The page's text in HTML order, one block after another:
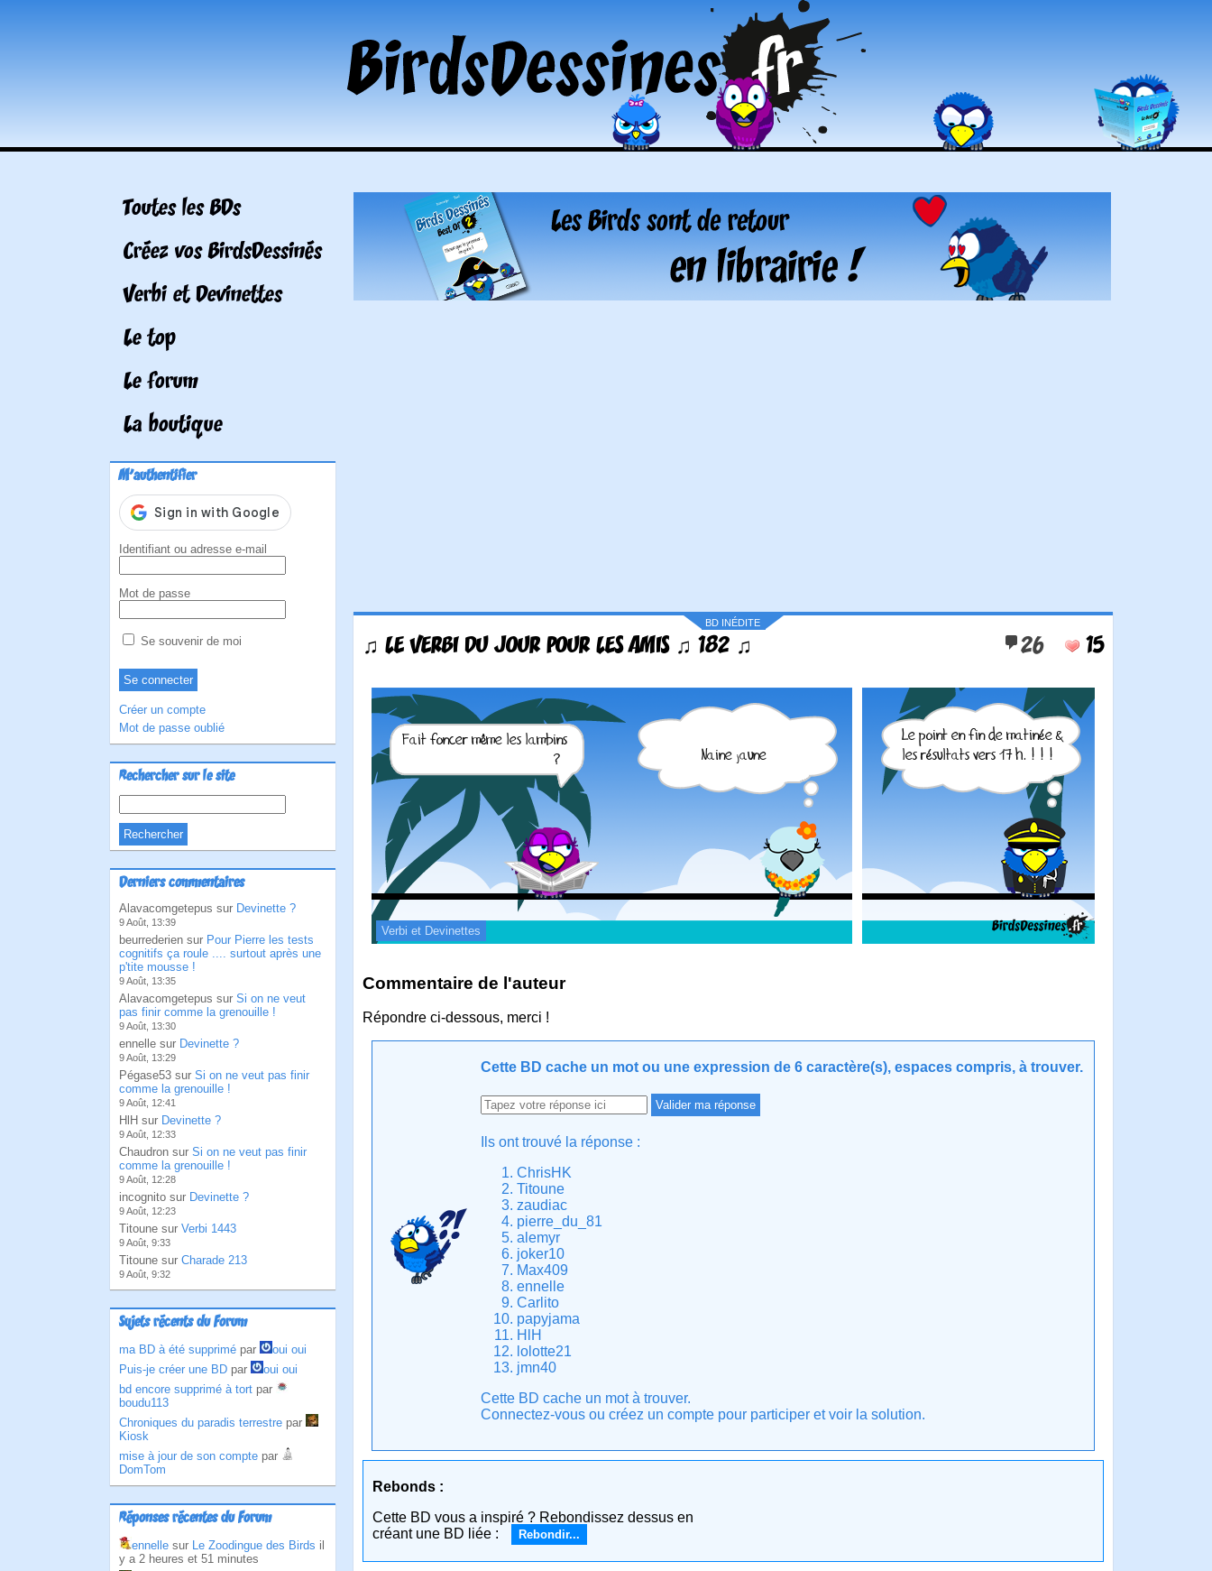
Toutes les BDs
Créez vos BirdsDessinés
Verbi et Devinettes
Le top
Le forum
La boutique
M'authentifier
Identifiant ou adresse e-mail
Mot de passe
Se souvenir de moi
Créer un compte
Mot de passe oublié
Rechercher sur le site
Derniers commentaires
Alavacomgetepus sur Devinette ?
9 Août, 13:39
beurrederien sur Pour Pierre les tests
cognitifs ça roule .... surtout après une
p'tite mousse !
9 Août, 13:35
Alavacomgetepus sur Si on ne veut
pas finir comme la grenouille !
9 Août, 13:30
ennelle sur Devinette ?
9 Août, 13:29
Pégase53 sur Si on ne veut pas finir
comme la grenouille !
9 Août, 12:41
HlH sur Devinette ?
9 Août, 12:33
Chaudron sur Si on ne veut pas finir
comme la grenouille !
9 Août, 12:28
incognito sur Devinette ?
9 Août, 12:23
Titoune sur Verbi 1443
9 Août, 9:33
Titoune sur Charade 213
9 Août, 9:32
Sujets récents du Forum
ma BD à été supprimé par
oui oui
Puis-je créer une BD par
oui oui
bd encore supprimé à tort par
boudu113
Chroniques du paradis terrestre par
Kiosk
mise à jour de son compte par
DomTom
Réponses récentes du Forum
ennelle sur Le Zoodingue des Birds il
y a 2 heures et 51 minutes
BD INÉDITE
26 15
♫ LE VERBI DU JOUR POUR LES AMIS ♫ 182 ♫
Verbi et Devinettes
Commentaire de l'auteur
Répondre ci-dessous, merci !
Cette BD cache un mot ou une expression de 6 caractère(s), espaces compris, à trouver.
Ils ont trouvé la réponse :
ChrisHK
Titoune
zaudiac
pierre_du_81
alemyr
joker10
Max409
ennelle
Carlito
papyjama
HlH
lolotte21
jmn40
Cette BD cache un mot à trouver.
Connectez-vous ou créez un compte pour participer et voir la solution.
Rebonds :
Cette BD vous a inspiré ? Rebondissez dessus en
créant une BD liée :
Rebondir...